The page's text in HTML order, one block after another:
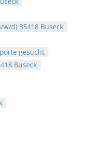
d) 35418 Buseck
gesucht
Buseck